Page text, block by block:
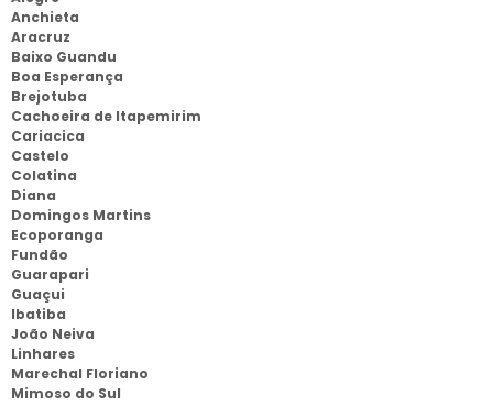
Anchieta
Aracruz
Baixo Guandu
Boa Esperança
Brejotuba
Cachoeira de Itapemirim
Cariacica
Castelo
Colatina
Diana
Domingos Martins
Ecoporanga
Fundão
Guarapari
Guaçui
Ibatiba
João Neiva
Linhares
Marechal Floriano
Mimoso do Sul